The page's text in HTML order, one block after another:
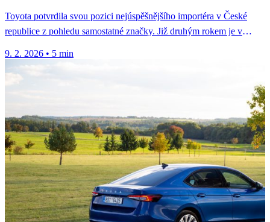
Toyota potvrdila svou pozici nejúspěšnějšího importéra v České
republice z pohledu samostatné značky. Již druhým rokem je v
9. 2. 2026 • 5 min